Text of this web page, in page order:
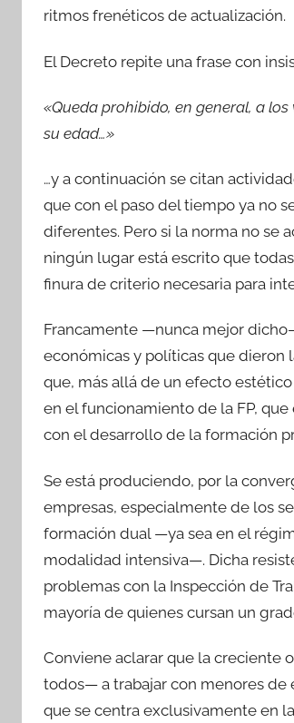
ritmos frenéticos de actualización.
El Decreto repite una frase con
«Queda prohibido, en general, a
su edad…»
…y a continuación se citan
que con el paso del tiempo ya no
diferentes. Pero si la norma no se
ningún lugar está escrito que
finura de criterio necesaria para
Francamente —nunca mejor
económicas y políticas que dieron
que, más allá de un efecto
en el funcionamiento de la FP,
con el desarrollo de la formación
Se está produciendo, por la
empresas, especialmente de los
formación dual —ya sea en el
modalidad intensiva—. Dicha
problemas con la Inspección de
mayoría de quienes cursan un
Conviene aclarar que la creciente
todos— a trabajar con menores de
que se centra exclusivamente en